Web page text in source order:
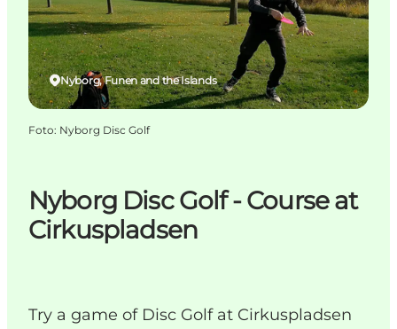
Pianifica il viaggio
Nyborg Disc Golf - Course at
Cirkuspladsen
Try a game of Disc Golf at Cirkuspladsen
Nyborg, Funen and the Islands
Foto: Nyborg Disc Golf